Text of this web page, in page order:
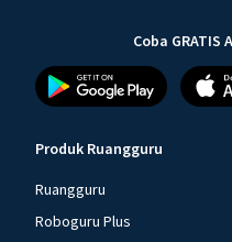
Coba
Produk Ruangguru
Ruangguru
Roboguru Plus